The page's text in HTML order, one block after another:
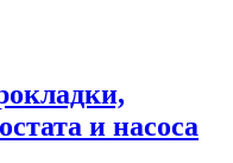
и насоса